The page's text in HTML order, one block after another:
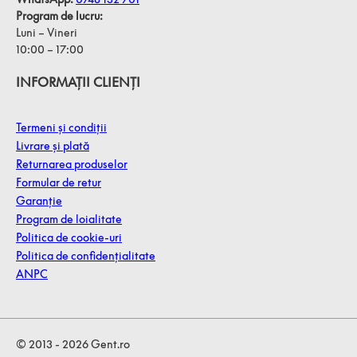
Program de lucru:
Luni – Vineri
10:00 – 17:00
INFORMAȚII CLIENȚI
Termeni și condiții
Livrare și plată
Returnarea produselor
Formular de retur
Garanție
Program de loialitate
Politica de cookie-uri
Politica de confidențialitate
ANPC
© 2013 - 2026 Gent.ro